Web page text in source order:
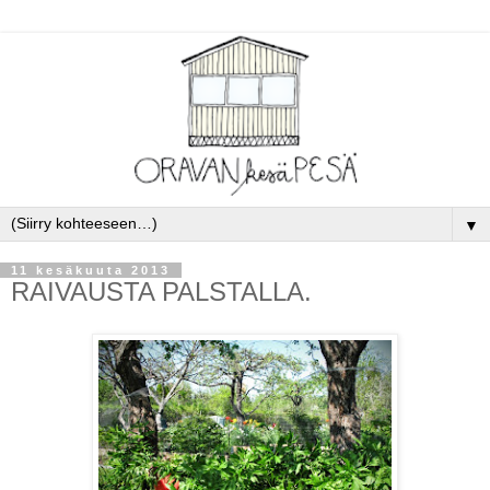
▼
11 kesäkuuta 2013
RAIVAUSTA PALSTALLA.